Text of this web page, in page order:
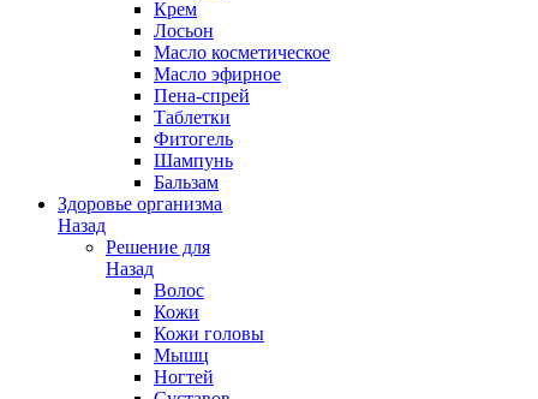
Крем
Лосьон
Масло косметическое
Масло эфирное
Пена-спрей
Таблетки
Фитогель
Шампунь
Бальзам
Здоровье организма
Назад
Решение для
Назад
Волос
Кожи
Кожи головы
Мышц
Ногтей